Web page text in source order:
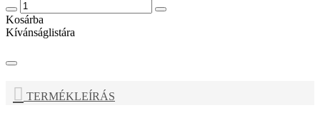
Kosárba
Kívánságlistára
TERMÉKLEÍRÁS